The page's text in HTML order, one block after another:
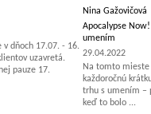
v dňoch 17.07. - 16.
uzavretá.
pauze 17.
Nina Gažovičová
Apocalypse
umením
29.04.2022
Na tomto mieste
každoročnú
trhu s umením –
keď to bolo ...